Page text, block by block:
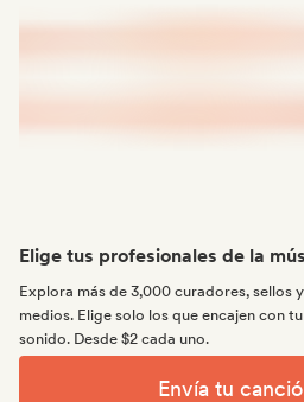
Elige tus profesionales de la
Explora más de 3,000 curadores, sellos y
medios. Elige solo los que encajen con tu
sonido. Desde $2 cada uno.
Envía tu